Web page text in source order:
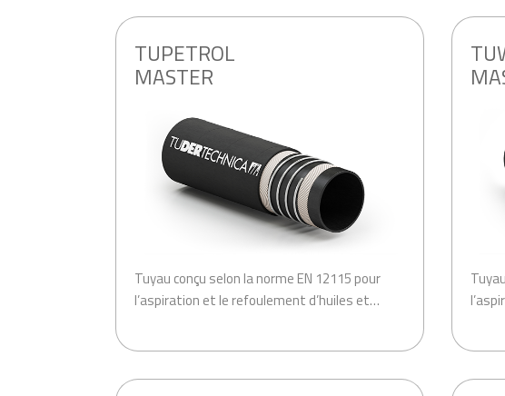
TUPETROL
MASTER
Tuyau conçu selon la norme EN 12115 pour
l’aspiration et le refoulement d’huiles et…